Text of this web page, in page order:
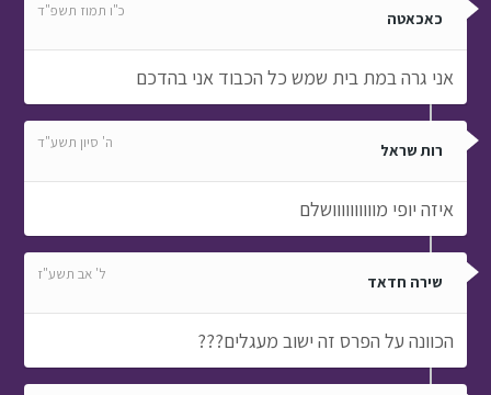
כאכאטה כ"ו תמוז תשפ"ד
אני גרה במת בית שמש כל הכבוד אני בהדכם
רות שראל ה' סיון תשע"ד
איזה יופי מוווווווווושלם
שירה חדאד ל' אב תשע"ז
הכוונה על הפרס זה ישוב מעגלים???